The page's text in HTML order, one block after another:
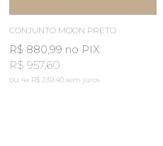
CONJUNTO MOON PRETO
R$ 880,99 no PIX
R$ 957,60
4x R$ 239,40sem juros